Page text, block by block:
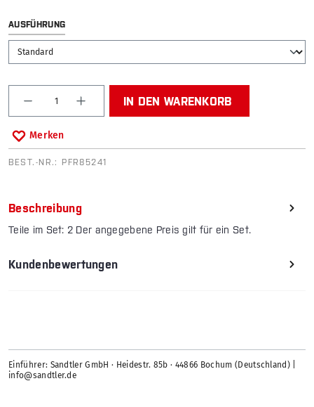
AUSFÜHRUNGAUSWÄHLEN
Produkt Anzahl: Gib den gewünschten Wert ein
IN DEN WARENKORB
Merken
BEST.-NR.: PFR85241
Beschreibung
Teile im Set: 2 Der angegebene Preis gilt für ein Set.
Kundenbewertungen
Einführer: Sandtler GmbH · Heidestr. 85b · 44866 Bochum (Deutschland) |
info@sandtler.de